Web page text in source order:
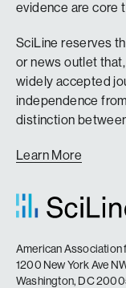
evidence are core
SciLine reserves
or news outlet
widely accepted
independence
distinction
Learn More
American Association
1200 New York Ave
Washington, DC